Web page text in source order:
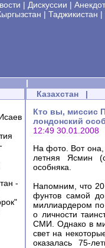
| Дискуссии |
| Таджикистан |
|
-
Казахстан |
Кто вы, миссис
лондонский
12:49 30.01.2008
На фото. Вот она,
летняя Ясмин
особняка.
Напомним, что
фунтов самой
миллиардером
о личности
СМИ. Однако в
свет на
оказалась 75-